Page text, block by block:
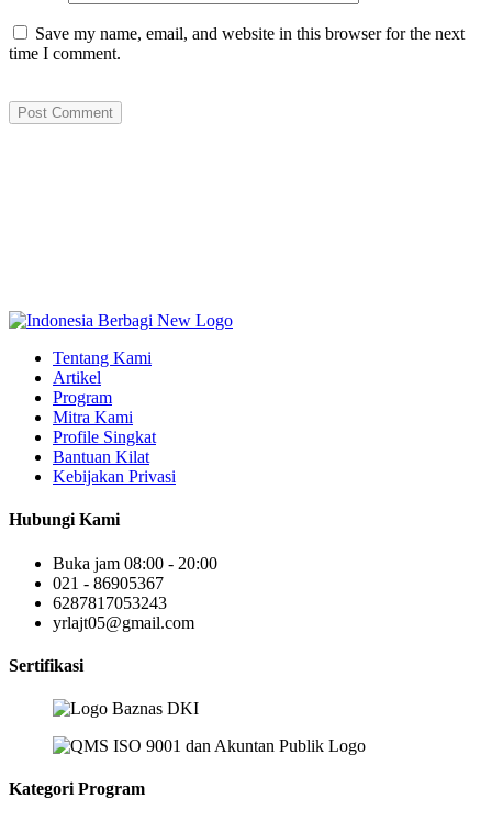
Save my name, email, and website in this browser for the next
time I comment.
Tentang Kami
Artikel
Program
Mitra Kami
Profile Singkat
Bantuan Kilat
Kebijakan Privasi
Hubungi Kami
Buka jam 08:00 - 20:00
021 - 86905367
6287817053243
yrlajt05@gmail.com
Sertifikasi
Kategori Program